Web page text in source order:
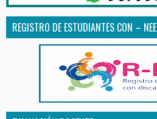
REGISTRO DE ESTUDIANTES CON – NEE